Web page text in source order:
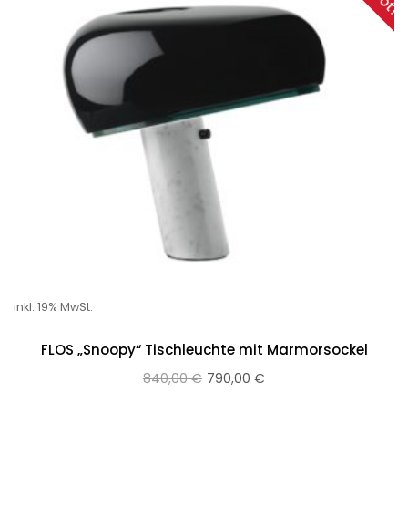
inkl. 19% MwSt.
FLOS „Snoopy“ Tischleuchte mit Marmorsockel
840,00€ 790,00 €